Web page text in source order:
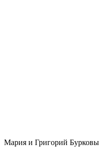
Мария и Григорий Бурковы